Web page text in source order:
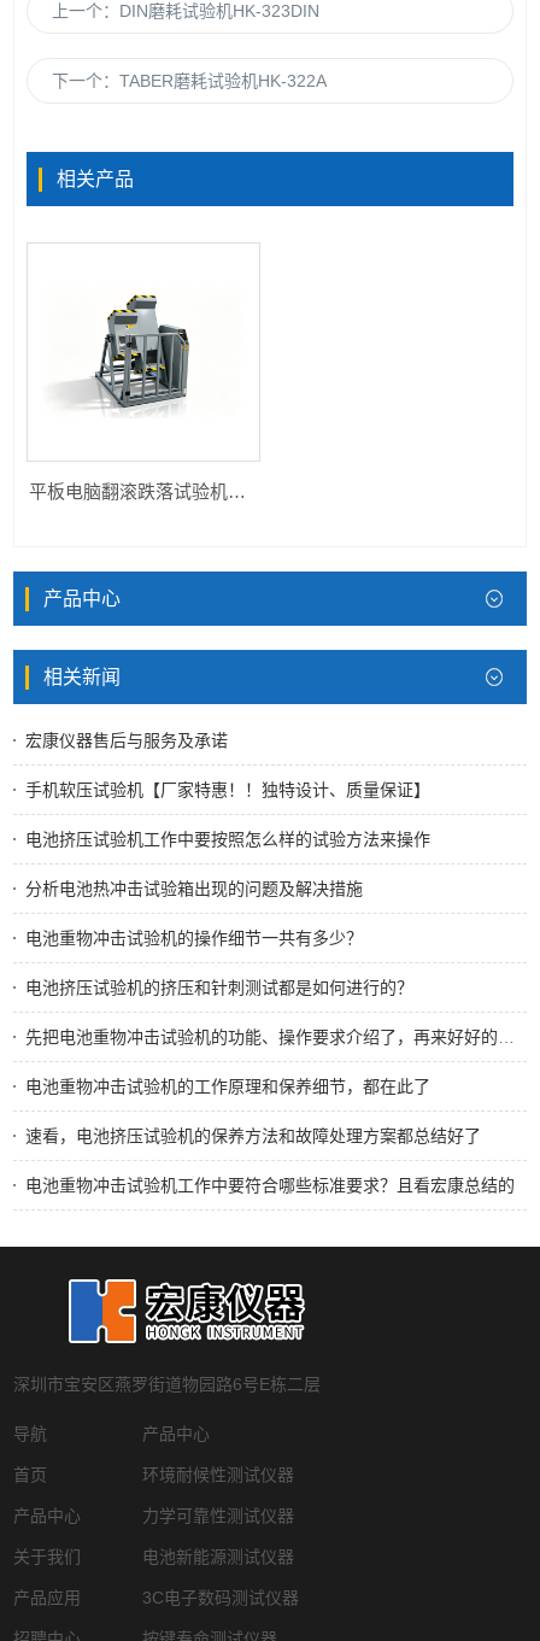
上一个： DIN磨耗试验机HK-323DIN
下一个：TABER磨耗试验机HK-322A
相关产品
平板电脑翻滚跌落试验机HK-DLG-0600
产品中心
相关新闻
宏康仪器售后与服务及承诺
手机软压试验机【厂家特惠！！独特设计、质量保证】
电池挤压试验机工作中要按照怎么样的试验方法来操作
分析电池热冲击试验箱出现的问题及解决措施
电池重物冲击试验机的操作细节一共有多少？
电池挤压试验机的挤压和针刺测试都是如何进行的？
电池重物冲击试验机的工作原理和保养细节，都在此了
速看，电池挤压试验机的保养方法和故障处理方案都总结好了
电池重物冲击试验机工作中要符合哪些标准要求？且看宏康总结的
深圳市宝安区燕罗街道物园路6号E栋二层
导航
首页
产品中心
关于我们
产品应用
产品中心
环境耐候性测试仪器
力学可靠性测试仪器
电池新能源测试仪器
3C电子数码测试仪器